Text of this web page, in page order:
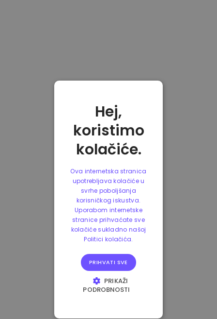
Hej,
koristimo
kolačiće.
Ova internetska stranica
upotrebljava kolačiće u
svrhe poboljšanja
korisničkog iskustva.
Uporabom internetske
stranice prihvaćate sve
kolačiće sukladno našoj
Politici kolačića.
PRIHVATI SVE
PRIKAŽI
PODROBNOSTI